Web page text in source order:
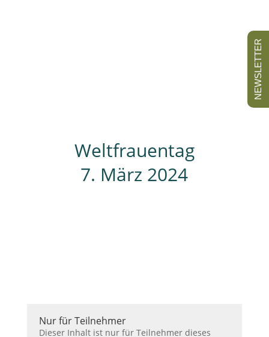
Weltfrauentag
7. März 2024
Nur für Teilnehmer
Dieser Inhalt ist nur für Teilnehmer dieses
NEWSLETTER